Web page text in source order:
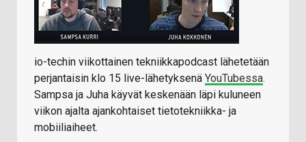
io-techin viikottainen tekniikkapodcast lähetetään
perjantaisin klo 15 live-lähetyksenä YouTubessa.
Sampsa ja Juha käyvät keskenään läpi kuluneen
viikon ajalta ajankohtaiset tietotekniikka- ja
mobiiliaiheet.